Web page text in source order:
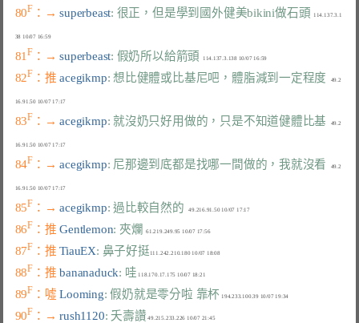
80F ：→ superbeast: 很正，但是學到國外健美bikini做石頭
  114.137.3.1
38 10/07 16:59
81F ：→ superbeast: 假奶所以給箭頭
82F ：推 acegikmp: 想比健體或比基尼吧，體脂減到一定程度
   49.2
83F ：→ acegikmp: 就沒奶只好用做的，只是不知道健體比基
   49.2
84F ：→ acegikmp: 尼那邊到底都是找哪一間做的，我就沒看
   49.2
85F ：→ acegikmp: 過比較自然的
   49.216.91.50 10/07 17:17
86F ：推 Gentlemon: 夾爛
  61.219.249.95 10/07 17:56
87F ：推 TiauEX: 鼻子好挺 111.242.210.180 10/07 18:08
88F ：推 bananaduck: 哇
89F ：噓 Looming: 假奶就是零分啦 靠杯
90F ：→ rush1120: 夭壽讚 49.215.233.226 10/07 21:45